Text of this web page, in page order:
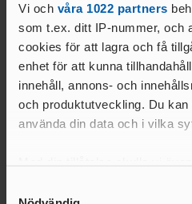
Vi och våra 1022 partners
som t.ex. ditt IP-nummer, och
cookies för att lagra och få
enhet för att kunna
innehåll, annons- och
och produktutveckling. Du
använda din data och i vilka
Stockholm
Stockholm
Stockholm